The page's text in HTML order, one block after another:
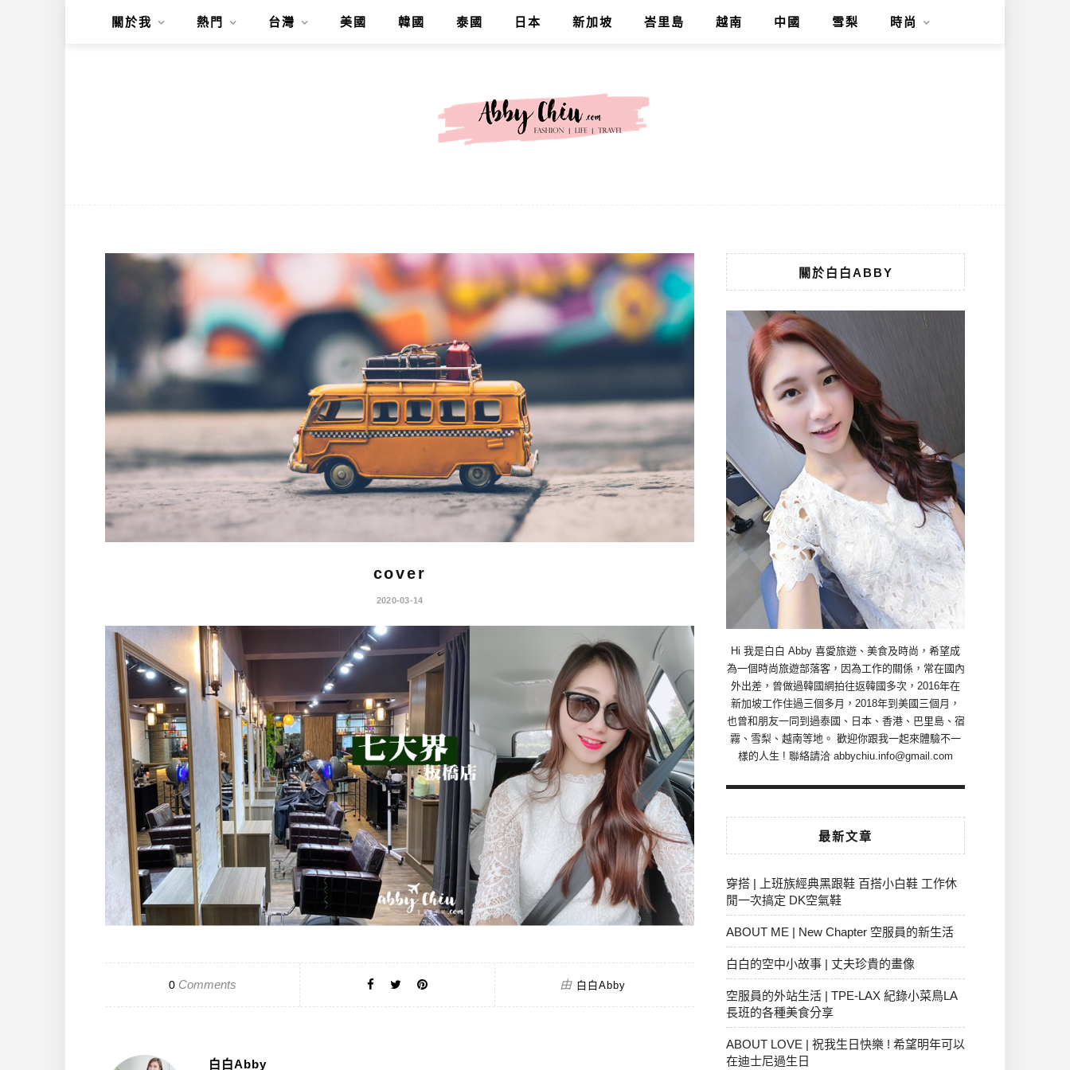
關於我 熱門 台灣 美國 韓國 泰國 日本 新加坡 峇里島 越南 中國 雪梨 時尚
cover
2020-03-14
0Comments 由 白白Abby
白白Abby
關於白白ABBY
Hi 我是白白 Abby 喜愛旅遊、美食及時尚，希望成
為一個時尚旅遊部落客，因為工作的關係，常在國內
外出差，曾做過韓國網拍往返韓國多次，2016年在
新加坡工作住過三個多月，2018年到美國三個月，
也曾和朋友一同到過泰國、日本、香港、巴里島、宿
霧、雪梨、越南等地。 歡迎你跟我一起來體驗不一
樣的人生 ! 聯絡請洽 abbychiu.info@gmail.com
最新文章
穿搭 | 上班族經典黑跟鞋 百搭小白鞋 工作休
閒一次搞定 DK空氣鞋
ABOUT ME | New Chapter 空服員的新生活
白白的空中小故事 | 丈夫珍貴的畫像
空服員的外站生活 | TPE-LAX 紀錄小菜鳥LA
長班的各種美食分享
ABOUT LOVE | 祝我生日快樂 ! 希望明年可以
在迪士尼過生日